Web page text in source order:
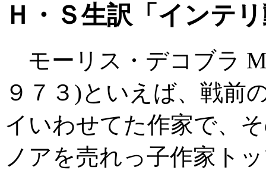
Ｈ・Ｓ生訳「インテ
モーリス・デコブラ
９７３)といえば、戦前
イいわせてた作家で、
ノアを売れっ子作家ト